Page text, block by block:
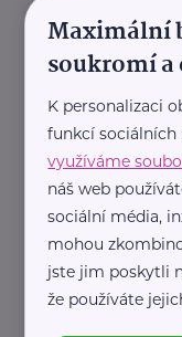
Lidé se
Projekt Nolimi
zaměstnavateli
Technologie Žena
Maximální
soukromí a
K personalizaci
funkcí sociálních
využíváme
náš web
sociální média,
mohou
jste jim poskytli
že používáte